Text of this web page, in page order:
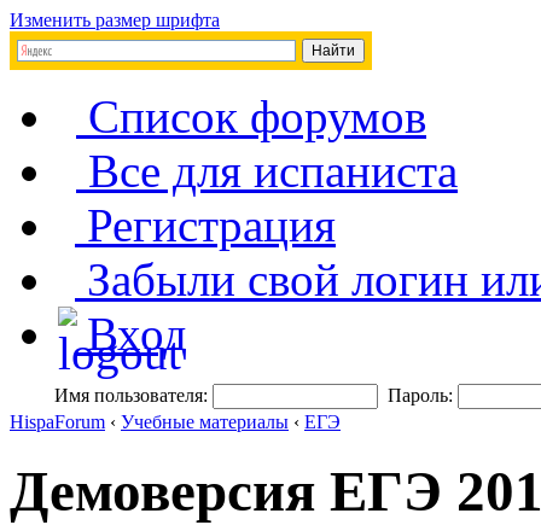
Изменить размер шрифта
Список форумов
Все для испаниста
Регистрация
Забыли свой логин
Вход
Имя пользователя:
Пароль:
HispaForum ‹ Учебные материалы ‹ ЕГЭ
Демоверсия ЕГЭ